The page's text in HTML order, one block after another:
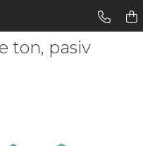
ton, pasiv